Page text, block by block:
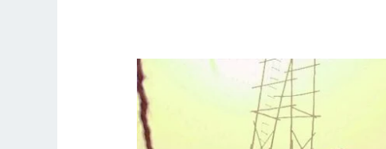
राज्य
स्तरीय
रोवर
मुट
और